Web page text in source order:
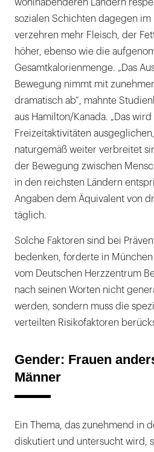
wohlhabenderen Ländern
sozialen Schichten dagegen
verzehren mehr Fleisch, der
höher, ebenso wie die
Gesamtkalorienmenge. „Das
Bewegung nimmt mit
dramatisch ab“, mahnte
aus Hamilton/Kanada. „Das
Freizeitaktivitäten
naturgemäß weiter verbreitet
der Bewegung zwischen
in den reichsten Ländern
Angaben dem Äquivalent von
täglich.
Solche Faktoren sind bei
bedenken, forderte in München
vom Deutschen Herzzentrum
nach seinen Worten nicht
werden, sondern muss die
verteilten Risikofaktoren
Gender: Frauen
Männer
Ein Thema, das zunehmend in
diskutiert und untersucht wird,